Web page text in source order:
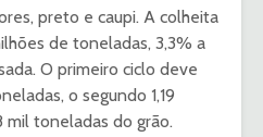
preto e caupi. A colheita
de toneladas, 3,3% a
O primeiro ciclo deve
o segundo 1,19
mil toneladas do grão.